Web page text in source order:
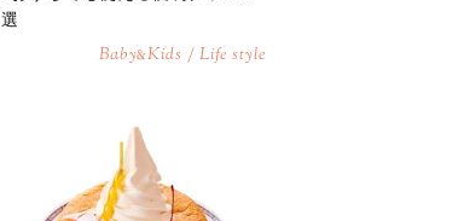
選
Baby&Kids / Life style